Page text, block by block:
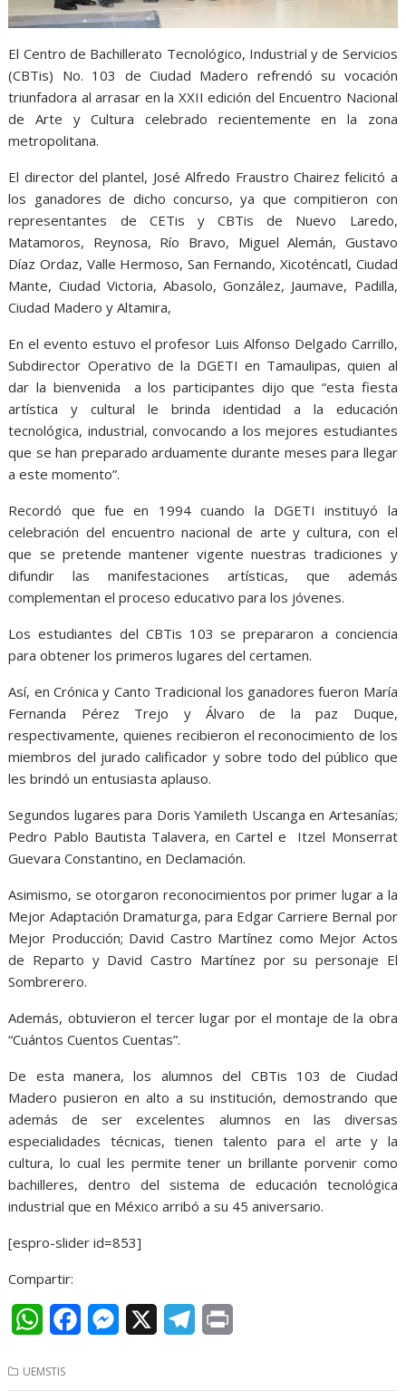
El Centro de Bachillerato Tecnológico, Industrial y de Servicios
(CBTis) No. 103 de Ciudad Madero refrendó su vocación
triunfadora al arrasar en la XXII edición del Encuentro Nacional
de Arte y Cultura celebrado recientemente en la zona
metropolitana.
El director del plantel, José Alfredo Fraustro Chairez felicitó a
los ganadores de dicho concurso, ya que compitieron con
representantes de CETis y CBTis de Nuevo Laredo,
Matamoros, Reynosa, Río Bravo, Miguel Alemán, Gustavo
Díaz Ordaz, Valle Hermoso, San Fernando, Xicoténcatl, Ciudad
Mante, Ciudad Victoria, Abasolo, González, Jaumave, Padilla,
Ciudad Madero y Altamira,
En el evento estuvo el profesor Luis Alfonso Delgado Carrillo,
Subdirector Operativo de la DGETI en Tamaulipas, quien al
dar la bienvenida a los participantes dijo que “esta fiesta
artística y cultural le brinda identidad a la educación
tecnológica, industrial, convocando a los mejores estudiantes
que se han preparado arduamente durante meses para llegar
a este momento”.
Recordó que fue en 1994 cuando la DGETI instituyó la
celebración del encuentro nacional de arte y cultura, con el
que se pretende mantener vigente nuestras tradiciones y
difundir las manifestaciones artísticas, que además
complementan el proceso educativo para los jóvenes.
Los estudiantes del CBTis 103 se prepararon a conciencia
para obtener los primeros lugares del certamen.
Así, en Crónica y Canto Tradicional los ganadores fueron María
Fernanda Pérez Trejo y Álvaro de la paz Duque,
respectivamente, quienes recibieron el reconocimiento de los
miembros del jurado calificador y sobre todo del público que
les brindó un entusiasta aplauso.
Segundos lugares para Doris Yamileth Uscanga en Artesanías;
Pedro Pablo Bautista Talavera, en Cartel e Itzel Monserrat
Guevara Constantino, en Declamación.
Asimismo, se otorgaron reconocimientos por primer lugar a la
Mejor Adaptación Dramaturga, para Edgar Carriere Bernal por
Mejor Producción; David Castro Martínez como Mejor Actos
de Reparto y David Castro Martínez por su personaje El
Sombrerero.
Además, obtuvieron el tercer lugar por el montaje de la obra
“Cuántos Cuentos Cuentas”.
De esta manera, los alumnos del CBTis 103 de Ciudad
Madero pusieron en alto a su institución, demostrando que
además de ser excelentes alumnos en las diversas
especialidades técnicas, tienen talento para el arte y la
cultura, lo cual les permite tener un brillante porvenir como
bachilleres, dentro del sistema de educación tecnológica
industrial que en México arribó a su 45 aniversario.
[espro-slider id=853]
Compartir:
W
a
M
UEMSTIS